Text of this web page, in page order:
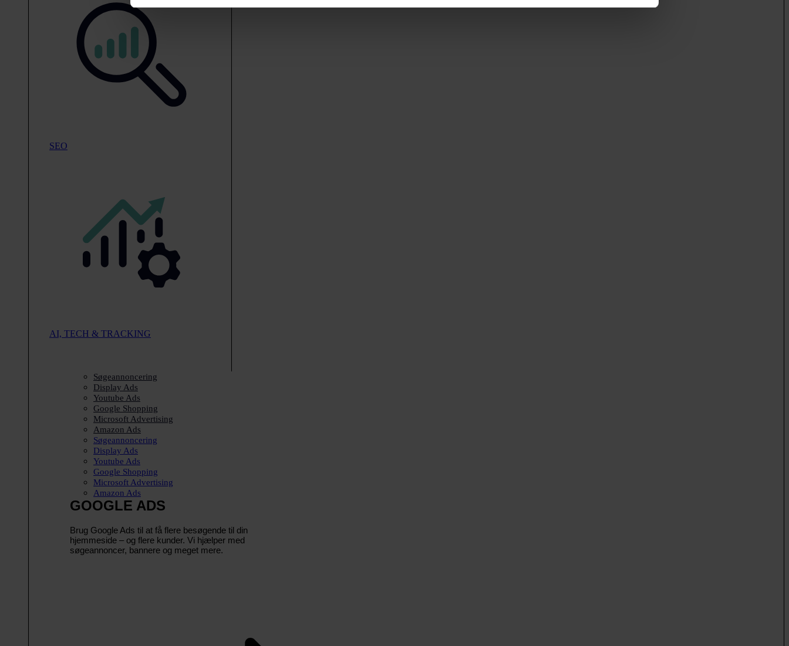
SEO
AI, TECH & TRACKING
Søgeannoncering
Display Ads
Youtube Ads
Google Shopping
Microsoft Advertising
Amazon Ads
Søgeannoncering
Display Ads
Youtube Ads
Google Shopping
Microsoft Advertising
Amazon Ads
GOOGLE ADS
Brug Google Ads til at få flere besøgende til din
hjemmeside – og flere kunder. Vi hjælper med
søgeannoncer, bannere og meget mere.